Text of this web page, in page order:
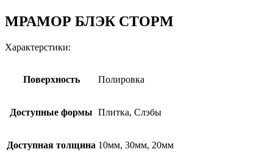
МРАМОР БЛЭК СТОРМ
Характерстики:
Поверхность Полировка
Доступные формы Плитка, Слэбы
Доступная толщина 10мм, 30мм, 20мм